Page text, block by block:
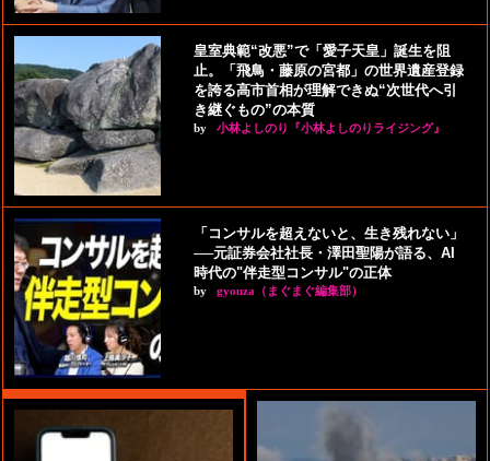
皇室典範“改悪”で「愛子天皇」誕生を阻
止。「飛鳥・藤原の宮都」の世界遺産登録
を誇る高市首相が理解できぬ“次世代へ引
き継ぐもの”の本質
by 小林よしのり『小林よしのりライジング』
「コンサルを超えないと、生き残れない」
──元証券会社社長・澤田聖陽が語る、AI
時代の"伴走型コンサル"の正体
by gyouza（まぐまぐ編集部）